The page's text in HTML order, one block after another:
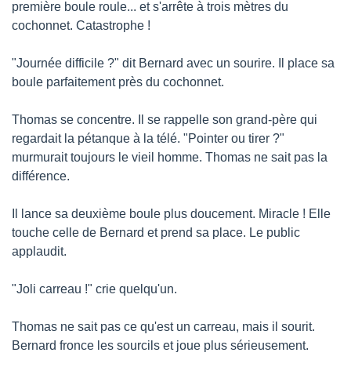
première boule roule... et s'arrête à trois mètres du
cochonnet. Catastrophe !
"Journée difficile ?" dit Bernard avec un sourire. Il place sa
boule parfaitement près du cochonnet.
Thomas se concentre. Il se rappelle son grand-père qui
regardait la pétanque à la télé. "Pointer ou tirer ?"
murmurait toujours le vieil homme. Thomas ne sait pas la
différence.
Il lance sa deuxième boule plus doucement. Miracle ! Elle
touche celle de Bernard et prend sa place. Le public
applaudit.
"Joli carreau !" crie quelqu'un.
Thomas ne sait pas ce qu'est un carreau, mais il sourit.
Bernard fronce les sourcils et joue plus sérieusement.